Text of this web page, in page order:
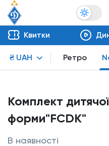
Квитки
Ретро
₴ UAH
Комплект
форми"FCDK"
В наявності